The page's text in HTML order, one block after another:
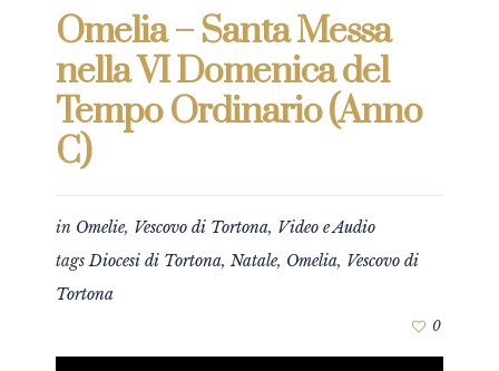
Omelia – Santa Messa
nella VI Domenica del
Tempo Ordinario (Anno
C)
in Omelie, Vescovo di Tortona, Video e Audio
tagsDiocesi di Tortona, Natale, Omelia, Vescovo di
Tortona
0